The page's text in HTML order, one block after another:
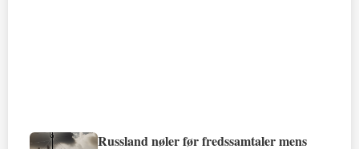
Russland nøler før fredssamtaler mens